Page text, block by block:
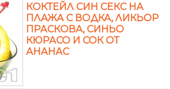
КОКТЕЙЛ СИН СЕКС НА
ПЛАЖА С ВОДКА, ЛИКЬОР
ПРАСКОВА, СИНЬО
КЮРАСО И СОК ОТ
АНАНАС